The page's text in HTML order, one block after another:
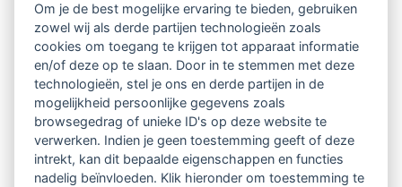
Ontvang 10 x per jaar de LVSC-
relatienieuwsbrief met o.a.:
vrij toegankelijke TsvB-artikelen
nieuws op het vlak van professioneel
begeleiden
Om je de best mogelijke ervaring te bieden, gebruiken
zowel wij als derde partijen technologieën zoals
cookies om toegang te krijgen tot apparaat informatie
en/of deze op te slaan. Door in te stemmen met deze
technologieën, stel je ons en derde partijen in de
mogelijkheid persoonlijke gegevens zoals
browsegedrag of unieke ID's op deze website te
verwerken. Indien je geen toestemming geeft of deze
intrekt, kan dit bepaalde eigenschappen en functies
nadelig beïnvloeden. Klik hieronder om toestemming te